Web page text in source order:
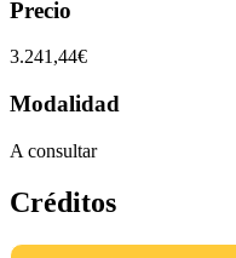
Precio
3.241,44€
Modalidad
A consultar
Créditos